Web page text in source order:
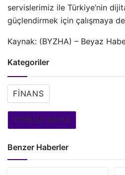
servislerimiz ile Türkiye’nin
güçlendirmek için çalışmaya
Kaynak: (BYZHA) – Beyaz
Kategoriler
FINANS
YORUM BIRAK
Benzer Haberler